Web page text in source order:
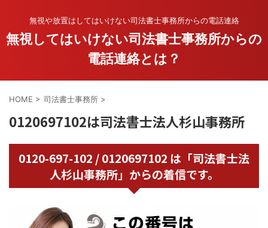
無視や放置はしてはいけない司法書士事務所からの電話連絡
無視してはいけない司法書士事務所からの
電話連絡とは？
HOME > 司法書士事務所 >
0120697102は司法書士法人杉山事務所
0120-697-102 / 0120697102 は「司法書士法
人杉山事務所」からの着信です。